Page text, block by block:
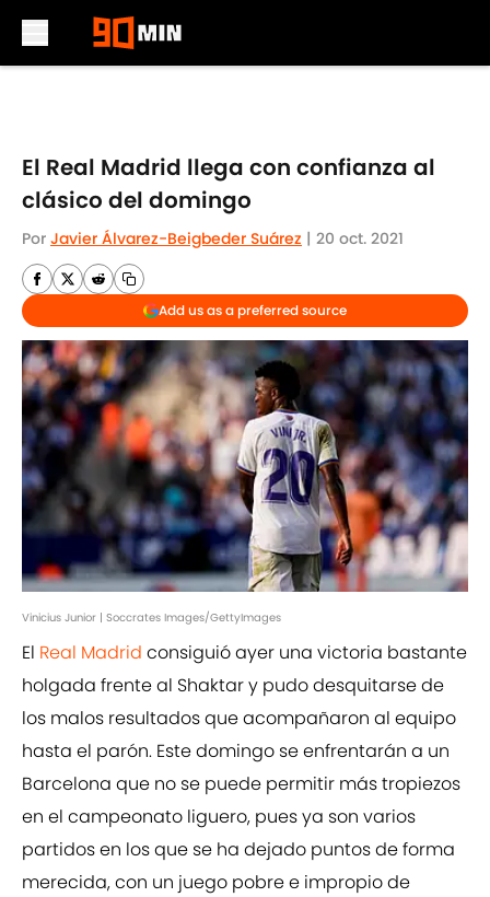
El Real Madrid llega con confianza al
clásico del domingo
Por Javier Álvarez-Beigbeder Suárez | 20 oct. 2021
Add us as a preferred source
Vinicius Junior | Soccrates Images/GettyImages
El Real Madrid consiguió ayer una victoria bastante
holgada frente al Shaktar y pudo desquitarse de
los malos resultados que acompañaron al equipo
hasta el parón. Este domingo se enfrentarán a un
Barcelona que no se puede permitir más tropiezos
en el campeonato liguero, pues ya son varios
partidos en los que se ha dejado puntos de forma
merecida, con un juego pobre e impropio de